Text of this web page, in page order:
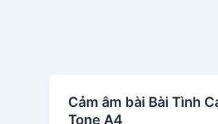
Cảm âm bài Bài Tình
Tone A4